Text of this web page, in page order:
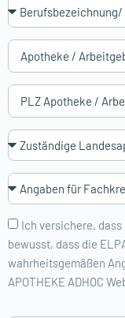
Ich versichere,
bewusst, dass die
wahrheitsgemäßen
APOTHEKE ADHOC